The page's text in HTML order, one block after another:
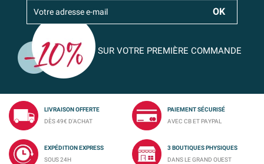
SUR VOTRE PREMIÈRE COMMANDE
LIVRAISON OFFERTE
DÈS 49€ D'ACHAT
PAIEMENT SÉCURISÉ
AVEC CB ET PAYPAL
EXPÉDITION EXPRESS
SOUS 24H
3 BOUTIQUES PHYSIQUES
DANS LE GRAND OUEST